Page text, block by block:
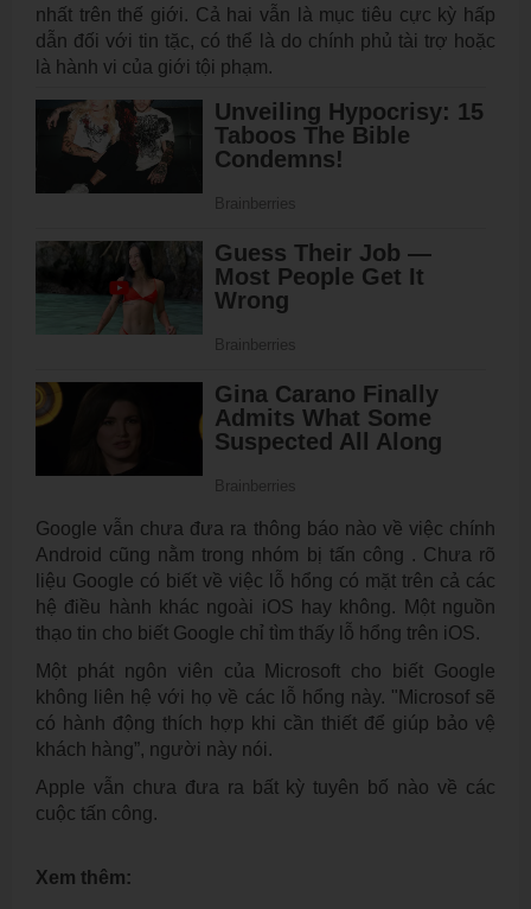
nhất trên thế giới. Cả hai vẫn là mục tiêu cực kỳ hấp
dẫn đối với tin tặc, có thể là do chính phủ tài trợ hoặc
là hành vi của giới tội phạm.
Google vẫn chưa đưa ra thông báo nào về việc chính
Android cũng nằm trong nhóm bị tấn công . Chưa rõ
liệu Google có biết về việc lỗ hổng có mặt trên cả các
hệ điều hành khác ngoài iOS hay không. Một nguồn
thạo tin cho biết Google chỉ tìm thấy lỗ hổng trên iOS.
Một phát ngôn viên của Microsoft cho biết Google
không liên hệ với họ về các lỗ hổng này. "Microsof sẽ
có hành động thích hợp khi cần thiết để giúp bảo vệ
khách hàng”, người này nói.
Apple vẫn chưa đưa ra bất kỳ tuyên bố nào về các
cuộc tấn công.
Xem thêm: